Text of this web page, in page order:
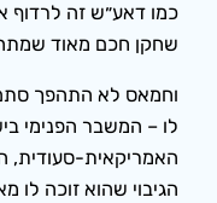
כמו דאע״ש זה לרדוף
שחקן חכם מאוד
וחמאס לא התהפך
לו – המשבר הפנימי
האמריקאית-סעודית,
הגיבוי שהוא זוכה לו